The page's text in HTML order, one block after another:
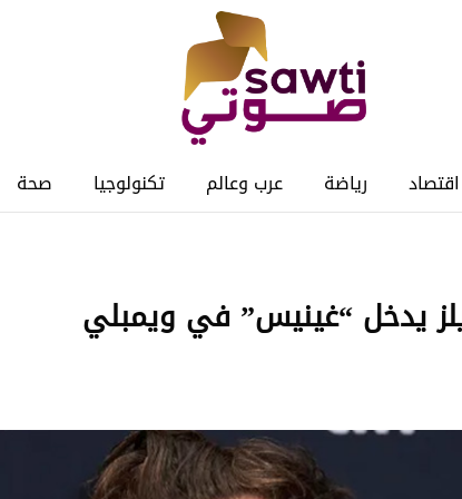
اقتصاد رياضة عرب وعالم تكنولوجيا صحة
يدخل “غينيس” في ويمبلي